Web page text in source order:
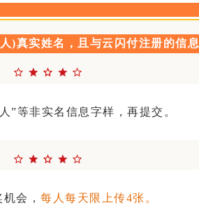
)真实姓名，且与云闪付注册的信息
”等非实名信息字样，再提交。
会， 每人每天限上传4张。